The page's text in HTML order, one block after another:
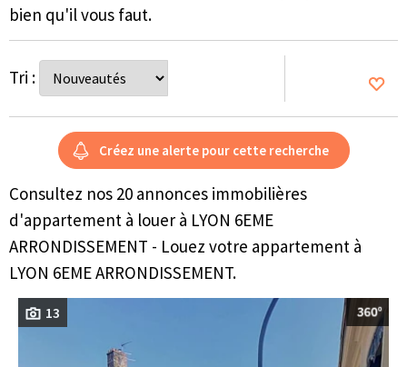
bien qu'il vous faut.
Tri :
Consultez nos 20 annonces immobilières
d'appartement à louer à LYON 6EME
ARRONDISSEMENT - Louez votre appartement à
LYON 6EME ARRONDISSEMENT.
13